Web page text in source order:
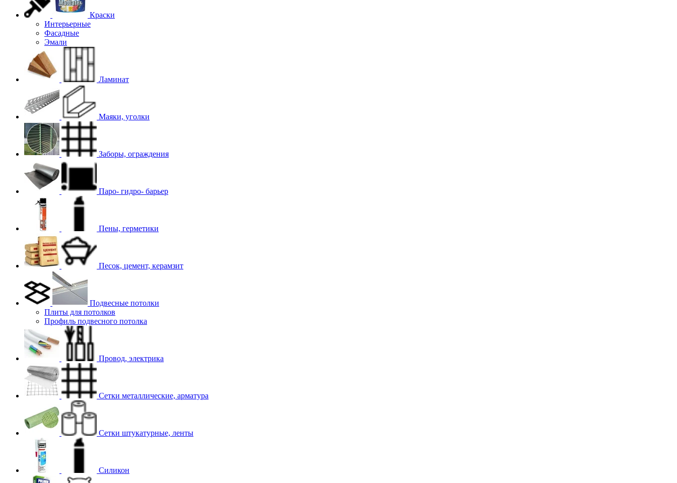
Краски
Интерьерные
Фасадные
Эмали
Ламинат
Маяки, уголки
Заборы, ограждения
Паро- гидро- барьер
Пены, герметики
Песок, цемент, керамзит
Подвесные потолки
Плиты для потолков
Профиль подвесного потолка
Провод, электрика
Сетки металлические, арматура
Сетки штукатурные, ленты
Силикон